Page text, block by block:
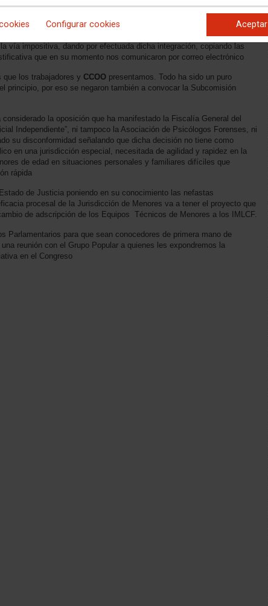
Configurar cookies Aceptar
vía impositiva, dando por efectuada dicha integración, copiando las
que en su momento nos comunicaron por correo electrónico
que los trabajadores y CCOO presentamos. Todo ha sido un puro
principio, por eso se negaron también a convocar la Subcomisión
la oposición que ha manifestado la Fiscalía General del
Independiente”, ni tampoco la Asociación de Psicólogos Forenses, ni
su disconformidad señalando que dicha decisión no tiene como
en una jurisdicción especial, necesitada de agilidad y rapidez en la
de edad en situaciones personales y familiares difíciles que
rápida
de Justicia poniendo en su conocimiento las nefastas
procesal de la Jurisdicción de Menores va a tener el proyecto que
de adscripción de los Equipos Técnicos de Menores a los IMLCF.
Parlamentarios para que sean conocedores de primera mano de
reunión con el Grupo Popular a quienes les expondremos la
en el Congreso